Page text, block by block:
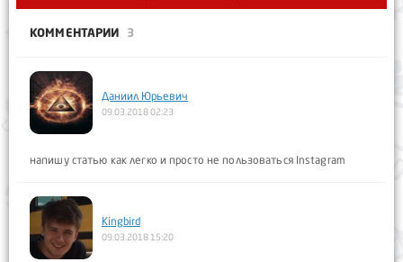
КОММЕНТАРИИ 3
Даниил Юрьевич
09.03.2018 02:23
напишу статью как легко и просто не пользоваться Instagram
Kingbird
09.03.2018 15:20